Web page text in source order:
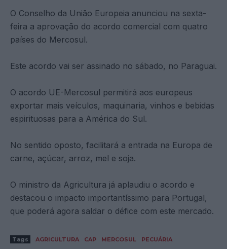
O Conselho da União Europeia anunciou na sexta-
feira a aprovação do acordo comercial com quatro
países do Mercosul.
Este acordo vai ser assinado no sábado, no Paraguai.
O acordo UE-Mercosul permitirá aos europeus
exportar mais veículos, maquinaria, vinhos e bebidas
espirituosas para a América do Sul.
No sentido oposto, facilitará a entrada na Europa de
carne, açúcar, arroz, mel e soja.
O ministro da Agricultura já aplaudiu o acordo e
destacou o impacto importantíssimo para Portugal,
que poderá agora saldar o défice com este mercado.
Tags AGRICULTURA CAP MERCOSUL PECUÁRIA